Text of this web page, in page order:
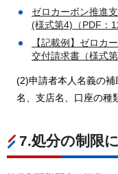
ゼロカーボン推進
(様式第4)（PDF：
【記載例】ゼロカ
交付請求書（様式
(2)申請者本人名義の
名、支店名、口座の種
7.処分の制限